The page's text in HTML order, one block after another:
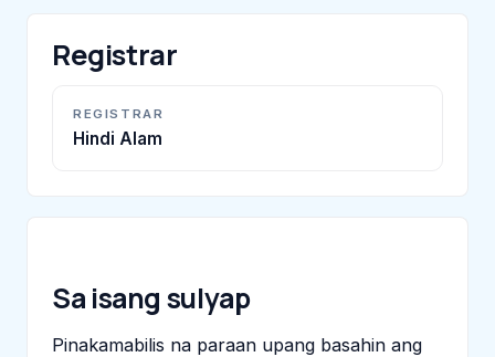
Registrar
REGISTRAR
Hindi Alam
Sa isang sulyap
Pinakamabilis na paraan upang basahin ang